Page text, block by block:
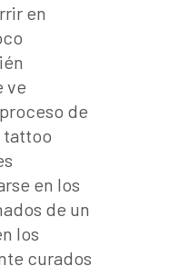
en
ve
de
tattoo
en los
de un
los
curados